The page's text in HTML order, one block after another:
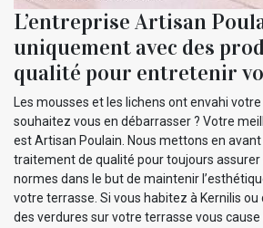
L’entreprise Artisan
uniquement avec des
qualité pour entretenir
Les mousses et les lichens ont envahi
souhaitez vous en débarrasser ? Votre
est Artisan Poulain. Nous mettons en
traitement de qualité pour toujours
normes dans le but de maintenir
votre terrasse. Si vous habitez à Kernilis ou
des verdures sur votre terrasse vous